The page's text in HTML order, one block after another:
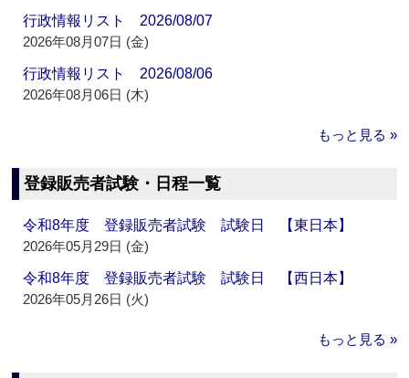
行政情報リスト 2026/08/07
2026年08月07日 (金)
行政情報リスト 2026/08/06
2026年08月06日 (木)
もっと見る »
登録販売者試験・日程一覧
令和8年度 登録販売者試験 試験日 【東日本】
2026年05月29日 (金)
令和8年度 登録販売者試験 試験日 【西日本】
2026年05月26日 (火)
もっと見る »